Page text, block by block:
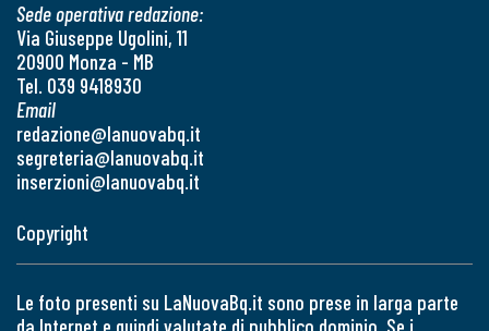
Sede operativa redazione:
Via Giuseppe Ugolini, 11
20900 Monza - MB
Tel. 039 9418930
Email
redazione@lanuovabq.it
segreteria@lanuovabq.it
inserzioni@lanuovabq.it
Copyright
Le foto presenti su LaNuovaBq.it sono prese in larga parte